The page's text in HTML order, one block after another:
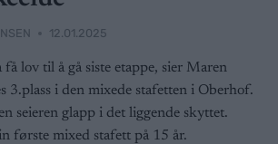
12.01.2025
få lov til å gå siste etappe, sier Maren
3.plass i den mixede stafetten i Oberhof.
seieren glapp i det liggende skyttet.
første mixed stafett på 15 år.